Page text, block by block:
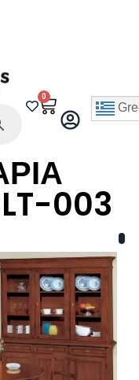
0
003